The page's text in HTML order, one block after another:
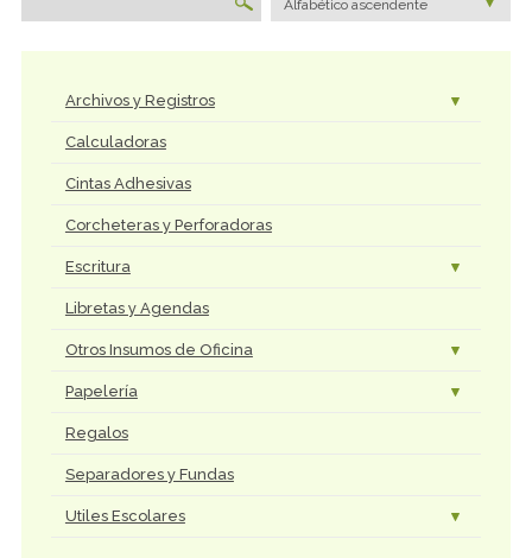
Alfabético ascendente
Archivos y Registros
Calculadoras
Cintas Adhesivas
Corcheteras y Perforadoras
Escritura
Libretas y Agendas
Otros Insumos de Oficina
Papelería
Regalos
Separadores y Fundas
Utiles Escolares